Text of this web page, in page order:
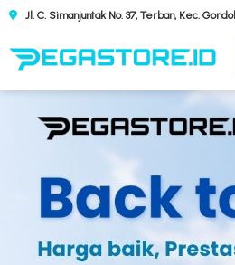
Jl. C. Simanjuntak No. 37, Terban, Kec.